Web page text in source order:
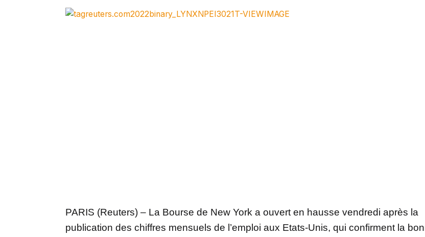
PARIS (Reuters) – La Bourse de New York a ouvert en hausse vendredi après la
publication des chiffres mensuels de l’emploi aux Etats-Unis, qui confirment la